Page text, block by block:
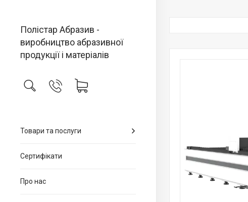
Полістар Абразив -
виробництво абразивної
продукції і матеріалів
Товари та послуги
Сертифікати
Про нас